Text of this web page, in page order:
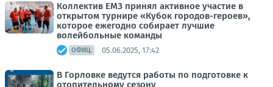
Коллектив ЕМЗ принял активное участие в
открытом турнире «Кубок городов-героев»,
которое ежегодно собирает лучшие
волейбольные команды
ОФИЦ. 05.06.2025, 17:42
В Горловке ведутся работы по подготовке к
отопительному сезону